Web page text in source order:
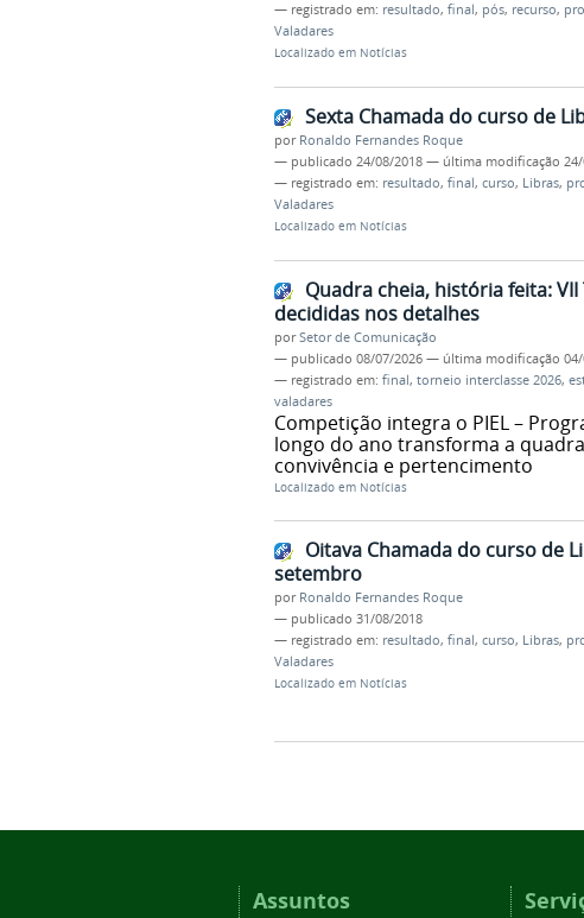
— registrado em: resultado, final, pós, recurso,
Valadares
Localizado em Notícias
Sexta Chamada do curso de
por Ronaldo Fernandes Roque
— publicado 24/08/2018 — última modificação
— registrado em: resultado, final, curso, Libras,
Valadares
Localizado em Notícias
Quadra cheia, história feita:
decididas nos detalhes
porSetor de Comunicação
— publicado 08/07/2026 — última modificação
— registrado em: final, torneio interclasse 2026,
valadares
Competição integra o PIEL –
longo do ano transforma a
convivência e pertencimento
Localizado em Notícias
Oitava Chamada do curso de
setembro
por Ronaldo Fernandes Roque
— publicado 31/08/2018
— registrado em: resultado, final, curso, Libras,
Valadares
Localizado em Notícias
Assuntos